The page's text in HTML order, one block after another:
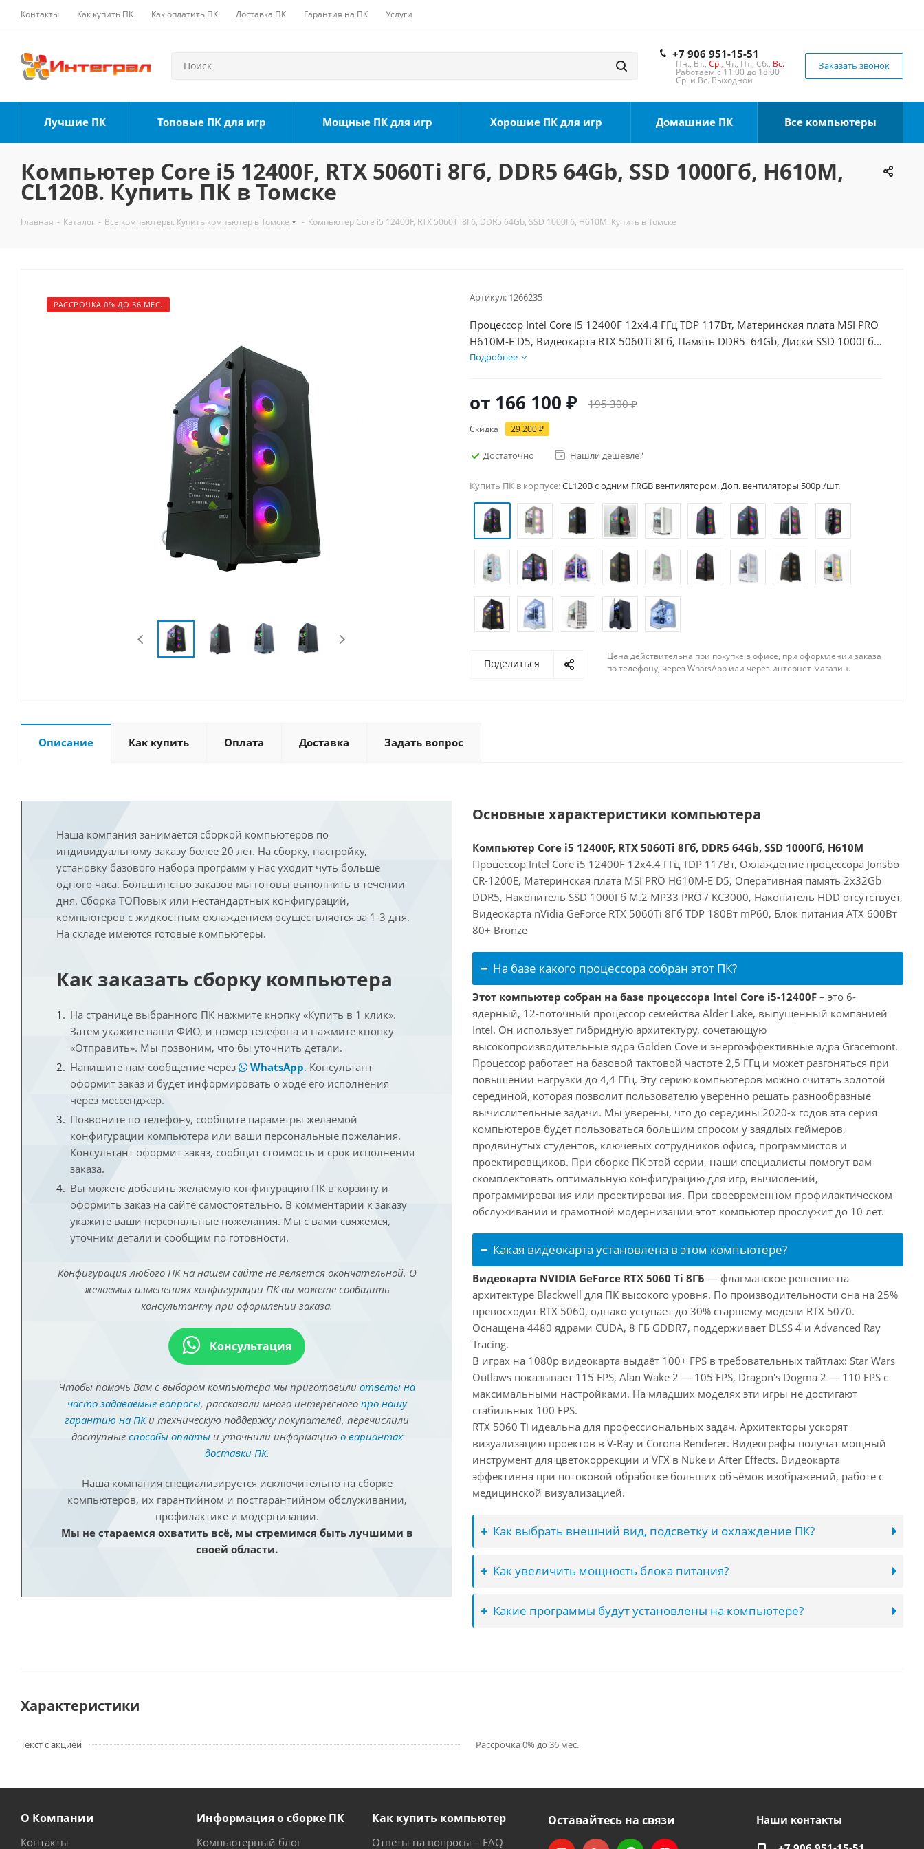
Контакты Как купить ПК Как оплатить ПК Доставка ПК Гарантия на ПК Услуги
+7 906 951-15-51
Пн., Вт., Ср., Чт., Пт., Сб., Вс.
Работаем с 11:00 до 18:00
Ср. и Вс. Выходной
Заказать звонок
Лучшие ПК Топовые ПК для игр Мощные ПК для игр Хорошие ПК для игр Домашние ПК Все компьютеры
Компьютер Core i5 12400F, RTX 5060Ti 8Гб, DDR5 64Gb, SSD 1000Гб, H610M,
CL120B. Купить ПК в Томске
Главная - Каталог - Все компьютеры. Купить компьютер в Томске - Компьютер Core i5 12400F, RTX 5060Ti 8Гб, DDR5 64Gb, SSD 1000Гб, H610M. Купить в Томске
РАССРОЧКА 0% ДО 36 МЕС.
Артикул: 1266235
Процессор Intel Core i5 12400F 12x4.4 ГГц TDP 117Вт, Материнская плата MSI PRO
H610M-E D5, Видеокарта RTX 5060Ti 8Гб, Память DDR5 64Gb, Диски SSD 1000Гб,
БП 600Вт
Подробнее
от 166 100 ₽ 195 300 ₽
Скидка 29 200 ₽
Достаточно Нашли дешевле?
Купить ПК в корпусе:CL120B c одним FRGB вентилятором. Доп. вентиляторы 500р./шт.
Поделиться
Цена действительна при покупке в офисе, при оформлении заказа
по телефону, через WhatsApp или через интернет-магазин.
Описание Как купить Оплата Доставка Задать вопрос
Наша компания занимается сборкой компьютеров по
индивидуальному заказу более 20 лет. На сборку, настройку,
установку базового набора программ у нас уходит чуть больше
одного часа. Большинство заказов мы готовы выполнить в течении
дня. Сборка ТОПовых или нестандартных конфигураций,
компьютеров с жидкостным охлаждением осуществляется за 1-3 дня.
На складе имеются готовые компьютеры.
Как заказать сборку компьютера
На странице выбранного ПК нажмите кнопку «Купить в 1 клик».
Затем укажите ваши ФИО, и номер телефона и нажмите кнопку
«Отправить». Мы позвоним, что бы уточнить детали.
Напишите нам сообщение через
WhatsApp. Консультант
оформит заказ и будет информировать о ходе его исполнения
через мессенджер.
Позвоните по телефону, сообщите параметры желаемой
конфигурации компьютера или ваши персональные пожелания.
Консультант оформит заказ, сообщит стоимость и срок исполнения
заказа.
Вы можете добавить желаемую конфигурацию ПК в корзину и
оформить заказ на сайте самостоятельно. В комментарии к заказу
укажите ваши персональные пожелания. Мы с вами свяжемся,
уточним детали и сообщим по готовности.
Конфигурация любого ПК на нашем сайте не является окончательной. О
желаемых изменениях конфигурации ПК вы можете сообщить
консультанту при оформлении заказа.
Консультация
Чтобы помочь Вам с выбором компьютера мы приготовили ответы на
часто задаваемые вопросы, рассказали много интересного про нашу
гарантию на ПКи техническую поддержку покупателей, перечислили
доступные способы оплатыи уточнили информацию о вариантах
доставки ПК.
Наша компания специализируется исключительно на сборке
компьютеров, их гарантийном и постгарантийном обслуживании,
профилактике и модернизации.
Мы не стараемся охватить всё, мы стремимся быть лучшими в
своей области.
Основные характеристики компьютера
Компьютер Core i5 12400F, RTX 5060Ti 8Гб, DDR5 64Gb, SSD 1000Гб, H610M
Процессор Intel Core i5 12400F 12x4.4 ГГц TDP 117Вт, Охлаждение процессора Jonsbo
CR-1200E, Материнская плата MSI PRO H610M-E D5, Оперативная память 2x32Gb
DDR5, Накопитель SSD 1000Гб M.2 MP33 PRO / KC3000, Накопитель HDD отсутствует,
Видеокарта nVidia GeForce RTX 5060Ti 8Гб TDP 180Вт mP60, Блок питания ATX 600Вт
80+ Bronze
На базе какого процессора собран этот ПК?
Этот компьютер собран на базе процессора Intel Core i5-12400F – это 6-
ядерный, 12-поточный процессор семейства Alder Lake, выпущенный компанией
Intel. Он использует гибридную архитектуру, сочетающую
высокопроизводительные ядра Golden Cove и энергоэффективные ядра Gracemont.
Процессор работает на базовой тактовой частоте 2,5 ГГц и может разгоняться при
повышении нагрузки до 4,4 ГГц. Эту серию компьютеров можно считать золотой
серединой, которая позволит пользователю уверенно решать разнообразные
вычислительные задачи. Мы уверены, что до середины 2020-х годов эта серия
компьютеров будет пользоваться большим спросом у заядлых геймеров,
продвинутых студентов, ключевых сотрудников офиса, программистов и
проектировщиков. При сборке ПК этой серии, наши специалисты помогут вам
скомплектовать оптимальную конфигурацию для игр, вычислений,
программирования или проектирования. При своевременном профилактическом
обслуживании и грамотной модернизации этот компьютер прослужит до 10 лет.
Какая видеокарта установлена в этом компьютере?
Видеокарта NVIDIA GeForce RTX 5060 Ti 8ГБ — флагманское решение на
архитектуре Blackwell для ПК высокого уровня. По производительности она на 25%
превосходит RTX 5060, однако уступает до 30% старшему модели RTX 5070.
Оснащена 4480 ядрами CUDA, 8 ГБ GDDR7, поддерживает DLSS 4 и Advanced Ray
Tracing.
В играх на 1080p видеокарта выдаёт 100+ FPS в требовательных тайтлах: Star Wars
Outlaws показывает 115 FPS, Alan Wake 2 — 105 FPS, Dragon's Dogma 2 — 110 FPS с
максимальными настройками. На младших моделях эти игры не достигают
стабильных 100 FPS.
RTX 5060 Ti идеальна для профессиональных задач. Архитекторы ускорят
визуализацию проектов в V-Ray и Corona Renderer. Видеографы получат мощный
инструмент для цветокоррекции и VFX в Nuke и After Effects. Видеокарта
эффективна при потоковой обработке больших объёмов изображений, работе с
медицинской визуализацией.
Как выбрать внешний вид, подсветку и охлаждение ПК?
Как увеличить мощность блока питания?
Какие программы будут установлены на компьютере?
Характеристики
Текст с акцией Рассрочка 0% до 36 мес.
О Компании
Контакты
Информация о сборке ПК
Компьютерный блог
Как купить компьютер
Ответы на вопросы – FAQ
Оставайтесь на связи Наши контакты